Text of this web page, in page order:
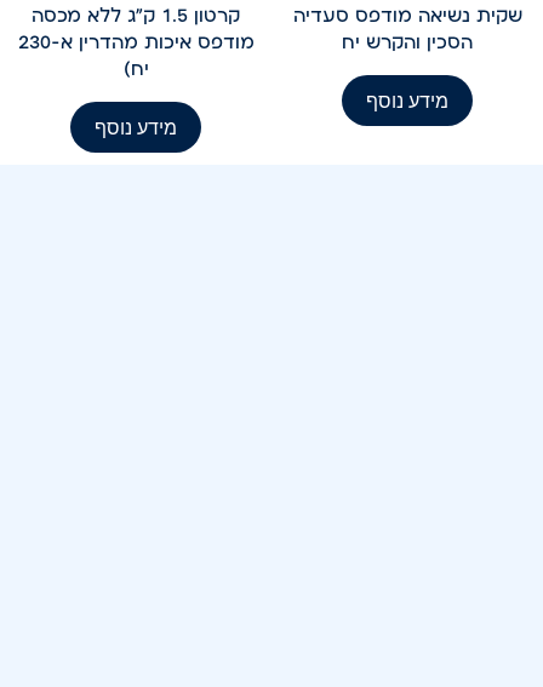
שקית נשיאה מודפס סעדיה
הסכין והקרש יח
מידע נוסף
קרטון 1.5 ק"ג ללא מכסה
מודפס איכות מהדרין א-230
יח)
מידע נוסף